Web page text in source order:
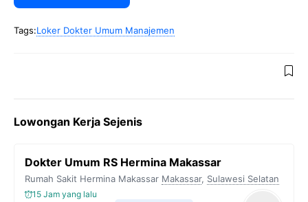
Tags:Loker Dokter Umum Manajemen
Lowongan Kerja Sejenis
Dokter Umum RS Hermina Makassar
Rumah Sakit Hermina Makassar Makassar, Sulawesi Selatan
15 Jam yang lalu